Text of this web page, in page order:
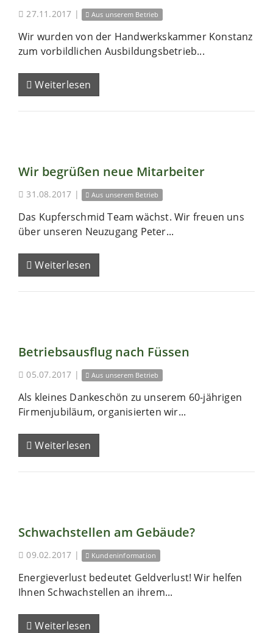
27.11.2017 | Aus unserem Betrieb
Wir wurden von der Handwerkskammer Konstanz
zum vorbildlichen Ausbildungsbetrieb...
Weiterlesen
Wir begrüßen neue Mitarbeiter
31.08.2017 | Aus unserem Betrieb
Das Kupferschmid Team wächst. Wir freuen uns
über unseren Neuzugang Peter...
Weiterlesen
Betriebsausflug nach Füssen
05.07.2017 | Aus unserem Betrieb
Als kleines Dankeschön zu unserem 60-jährigen
Firmenjubiläum, organisierten wir...
Weiterlesen
Schwachstellen am Gebäude?
09.02.2017 | Kundeninformation
Energieverlust bedeutet Geldverlust! Wir helfen
Ihnen Schwachstellen an ihrem...
Weiterlesen